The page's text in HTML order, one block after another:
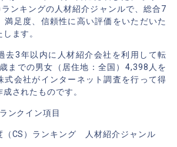
ンキングの人材紹介ジャンルで、総合7
満足度、信頼性に高い評価をいただいた
ます。
去3年以内に人材紹介会社を利用して転
までの男女（居住地：全国）4,398人を
式会社がインターネット調査を行って得
されたものです。
ンクイン項目
（CS）ランキング 人材紹介ジャンル